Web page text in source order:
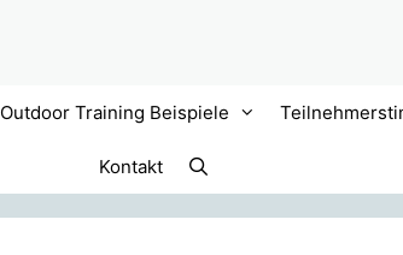
Outdoor Training Beispiele
Kontakt